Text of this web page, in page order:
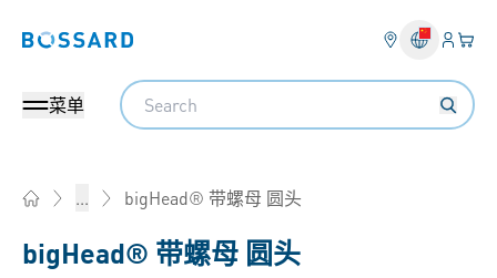
Bossard homepage 登入
您
菜单
Search
... bigHead® 带螺母 圆头
bigHead® 带螺母 圆头